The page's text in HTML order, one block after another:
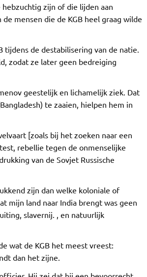
zijn of die lijden aan
mensen die de KGB heel graag wilde
tijdens de destabilisering van de natie.
zodat ze later geen bedreiging
geestelijk en lichamelijk ziek. Dat
te zaaien, hielpen hem in
[zoals bij het zoeken naar een
rebellie tegen de onmenselijke
van de Sovjet Russische
zijn dan welke koloniale of
mijn land naar India brengt was geen
slavernij. , en natuurlijk
wat de KGB het meest vreest:
dan het zijne.